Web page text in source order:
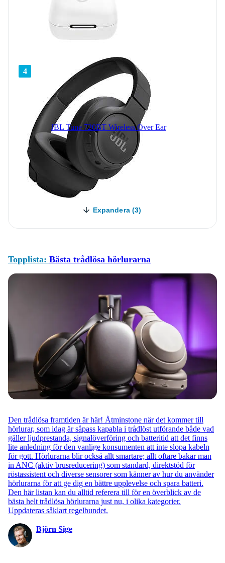
4
JBL Tune 720BT Wireless Over Ear
Expandera (3)
Topplista: Bästa trådlösa hörlurarna
Den trådlösa framtiden är här! Åtminstone när det kommer till
hörlurar, som idag är såpass kapabla i trådlöst utförande både vad
gäller ljudprestanda, signalöverföring och batteritid att det finns
lite anledning för den vanlige konsumenten att inte slopa kabeln
för gott. Hörlurarna blir också allt smartare; allt oftare bakar man
in ANC (aktiv brusreducering) som standard, direktstöd för
röstassistent och diverse sensorer som känner av hur du använder
hörlurarna för att ge dig en bättre upplevelse och spara batteri.
Den här listan kan du alltid referera till för en överblick av de
bästa helt trådlösa hörlurarna just nu, i olika kategorier.
Uppdateras såklart regelbundet.
Björn Sige